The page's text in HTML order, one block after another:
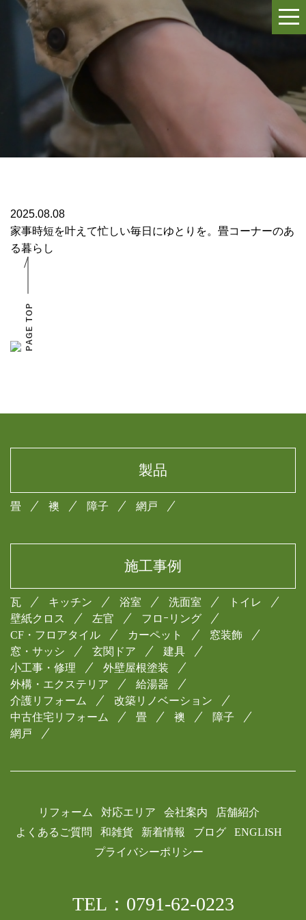
2025.08.08
家事時短を叶えて忙しい毎日にゆとりを。畳コーナーのあ
る暮らし
製品
畳 襖 障子 網戸
施工事例
瓦 キッチン 浴室 洗面室
トイレ
壁紙クロス
左官
フロｰリング
CF・フロアタイル
カーペット
窓装飾
窓・サッシ
玄関ドア
建具
小工事・修理
外壁屋根塗装
外構・エクステリア
給湯器
介護リフォーム
改築リノベーション
中古住宅リフォーム
畳 襖
障子
網戸
リフォーム 対応エリア 会社案内
店舗紹介
よくあるご質問
和雑貨 新着情報 ブログ
ENGLISH
プライバシーポリシー
TEL：0791-62-0223